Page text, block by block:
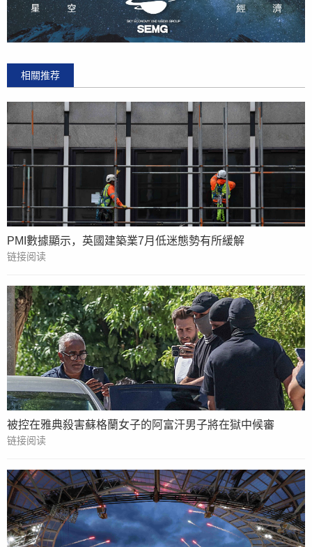
相關推荐
PMI數據顯示，英國建築業7月低迷態勢有所緩解
链接阅读
被控在雅典殺害蘇格蘭女子的阿富汗男子將在獄中候審
链接阅读